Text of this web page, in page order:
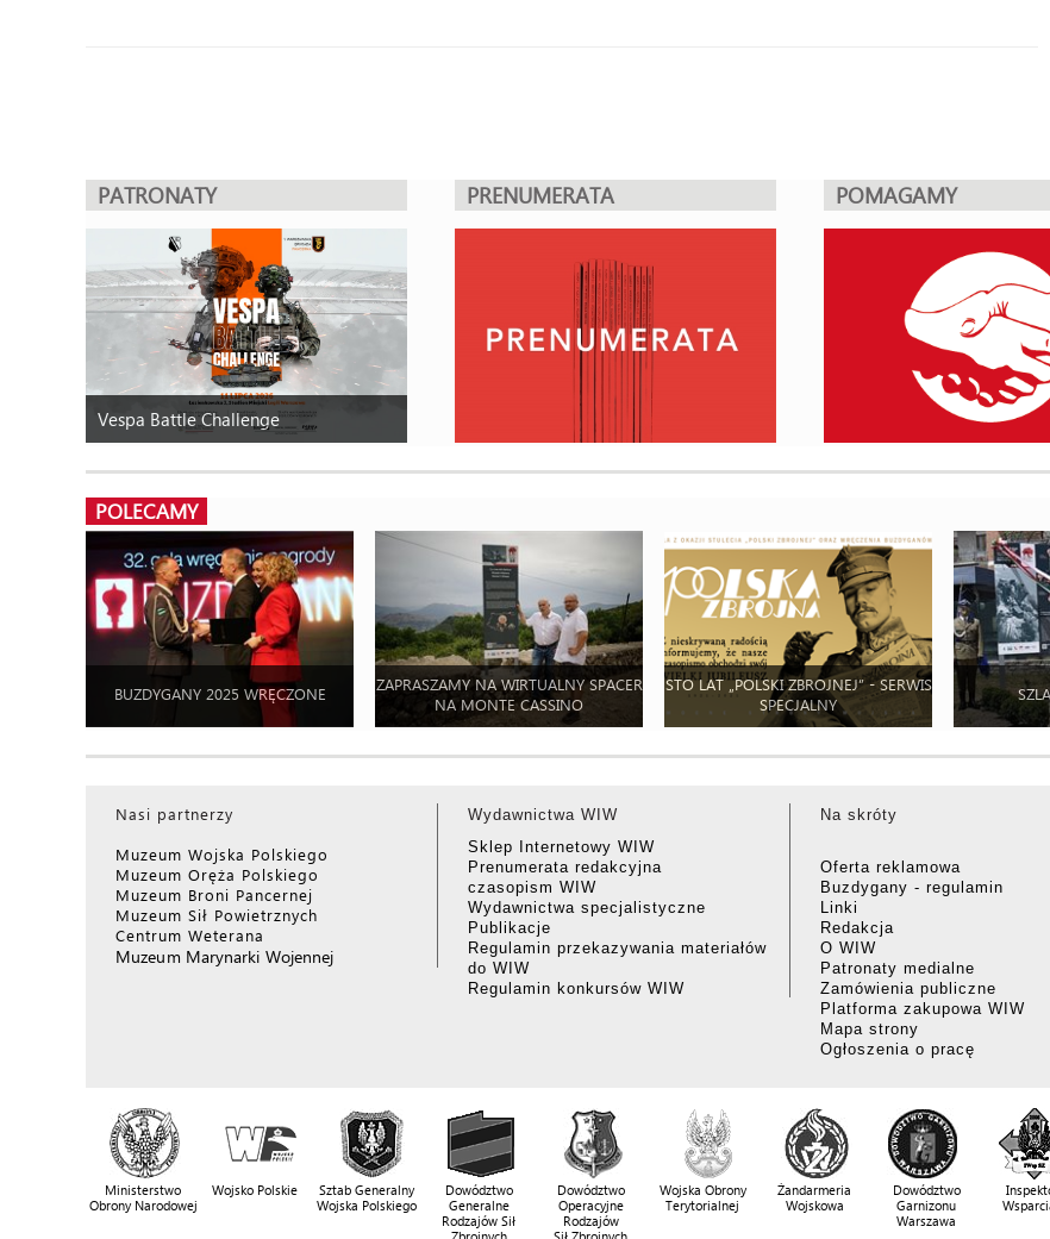
PATRONATY
Vespa Battle Challenge
PRENUMERATA POMAGAMY
POLECAMY
BUZDYGANY 2025 WRĘCZONE
ZAPRASZAMY NA WIRTUALNY SPACER
NA MONTE CASSINO
STO LAT „POLSKI ZBROJNEJ” - SERWIS
SPECJALNY
Nasi partnerzy
Muzeum Wojska Polskiego
Muzeum Oręża Polskiego
Muzeum Broni Pancernej
Muzeum Sił Powietrznych
Centrum Weterana
Muzeum Marynarki Wojennej
Wydawnictwa WIW
Sklep Internetowy WIW
Prenumerata redakcyjna
czasopism WIW
Wydawnictwa specjalistyczne
Publikacje
Regulamin przekazywania materiałów
do WIW
Regulamin konkursów WIW
Na skróty
Oferta reklamowa
Buzdygany - regulamin
Linki
Redakcja
O WIW
Patronaty medialne
Zamówienia publiczne
Platforma zakupowa WIW
Mapa strony
Ogłoszenia o pracę
Ministerstwo
Obrony Narodowej
Wojsko Polskie
Sztab Generalny
Wojska Polskiego
Dowództwo
Generalne
Rodzajów Sił
Dowództwo
Operacyjne
Rodzajów
Wojska Obrony
Terytorialnej
Żandarmeria
Wojskowa
Dowództwo
Garnizonu
Warszawa